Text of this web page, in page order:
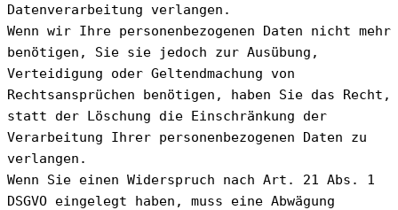
Datenverarbeitung verlangen.
Wenn wir Ihre personenbezogenen Daten nicht mehr
benötigen, Sie sie jedoch zur Ausübung,
Verteidigung oder Geltendmachung von
Rechtsansprüchen benötigen, haben Sie das Recht,
statt der Löschung die Einschränkung der
Verarbeitung Ihrer personenbezogenen Daten zu
verlangen.
Wenn Sie einen Widerspruch nach Art. 21 Abs. 1
DSGVO eingelegt haben, muss eine Abwägung